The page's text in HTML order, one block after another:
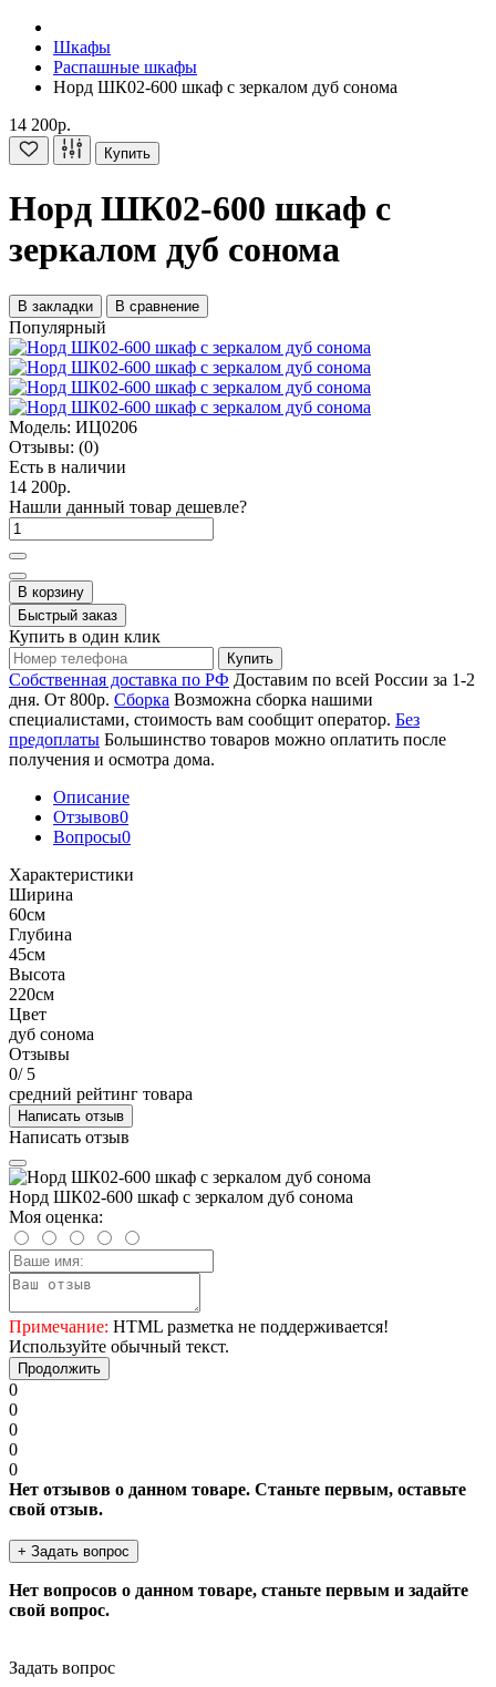
Шкафы
Распашные шкафы
Норд ШК02-600 шкаф с зеркалом дуб сонома
14 200р.
Купить
Норд ШК02-600 шкаф с
зеркалом дуб сонома
В закладки В сравнение
Популярный
Модель: ИЦ0206
Отзывы: (0)
Есть в наличии
14 200р.
Нашли данный товар дешевле?
В корзину
Быстрый заказ
Купить в один клик
Купить
Собственная доставка по РФ Доставим по всей России за 1-2
дня. От 800р. Сборка Возможна сборка нашими
специалистами, стоимость вам сообщит оператор. Без
предоплаты Большинство товаров можно оплатить после
получения и осмотра дома.
Описание
Отзывов0
Вопросы0
Характеристики
Ширина
60см
Глубина
45см
Высота
220см
Цвет
дуб сонома
Отзывы
0/ 5
средний рейтинг товара
Написать отзыв
Написать отзыв
Норд ШК02-600 шкаф с зеркалом дуб сонома
Моя оценка:
Примечание: HTML разметка не поддерживается!
Используйте обычный текст.
Продолжить
0
0
0
0
0
Нет отзывов о данном товаре. Станьте первым, оставьте
свой отзыв.
+ Задать вопрос
Нет вопросов о данном товаре, станьте первым и задайте
свой вопрос.
Задать вопрос